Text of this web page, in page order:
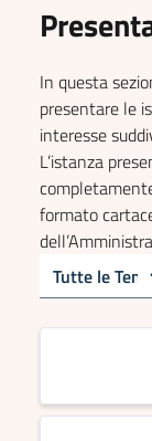
In questa
presentare le
interesse
L’istanza
formato